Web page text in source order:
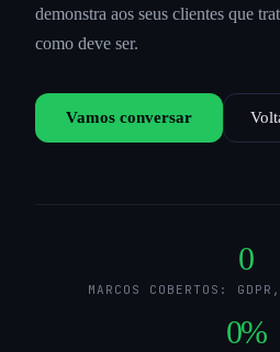
demonstra aos seus clientes que
como deve ser.
Vamos conversar
0
MARCOS COBERTOS:
0%